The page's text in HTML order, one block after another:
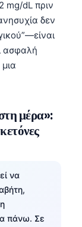
mg/dL πριν
δεν
ασφαλή
μέρα»:
να
πάνω. Σε